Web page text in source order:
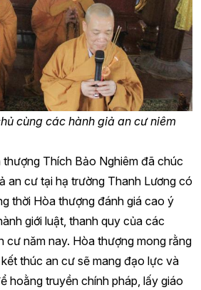
cùng các hành giả an cư niêm
Thích Bảo Nghiêm đã chúc
an cư tại hạ trường Thanh Lương có
thời Hòa thượng đánh giá cao ý
giới luật, thanh quy của các
cư năm nay. Hòa thượng mong rằng
thúc an cư sẽ mang đạo lực và
hoằng truyền chính pháp, lấy giáo